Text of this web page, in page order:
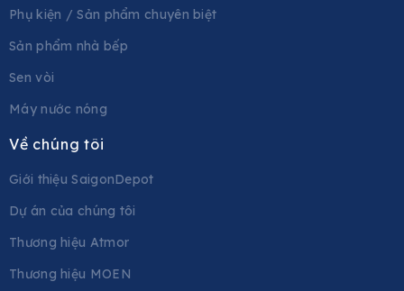
Phụ kiện / Sản phẩm chuyên biệt
Sản phẩm nhà bếp
Sen vòi
Máy nước nóng
Về chúng tôi
Giới thiệu SaigonDepot
Dự án của chúng tôi
Thương hiệu Atmor
Thương hiệu MOEN